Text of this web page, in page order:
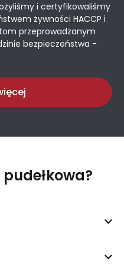
i certyfikowaliśmy
żywności HACCP i
przeprowadzanym
bezpieczeństwa -